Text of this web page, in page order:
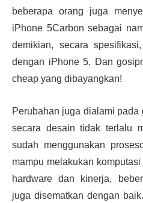
beberapa orang juga
iPhone 5Carbon sebagai
demikian, secara
dengan iPhone 5. Dan
cheap yang dibayangkan!
Perubahan juga dialami
secara desain tidak terlalu
sudah menggunakan
mampu melakukan
hardware dan kinerja,
juga disematkan dengan